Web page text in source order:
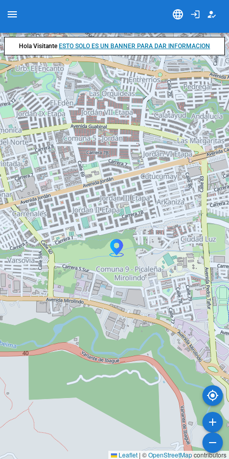
Leaflet | ©OpenStreetMapcontributors
Hola Visitante ESTO SOLO ES UN BANNER PARA DAR INFORMACION